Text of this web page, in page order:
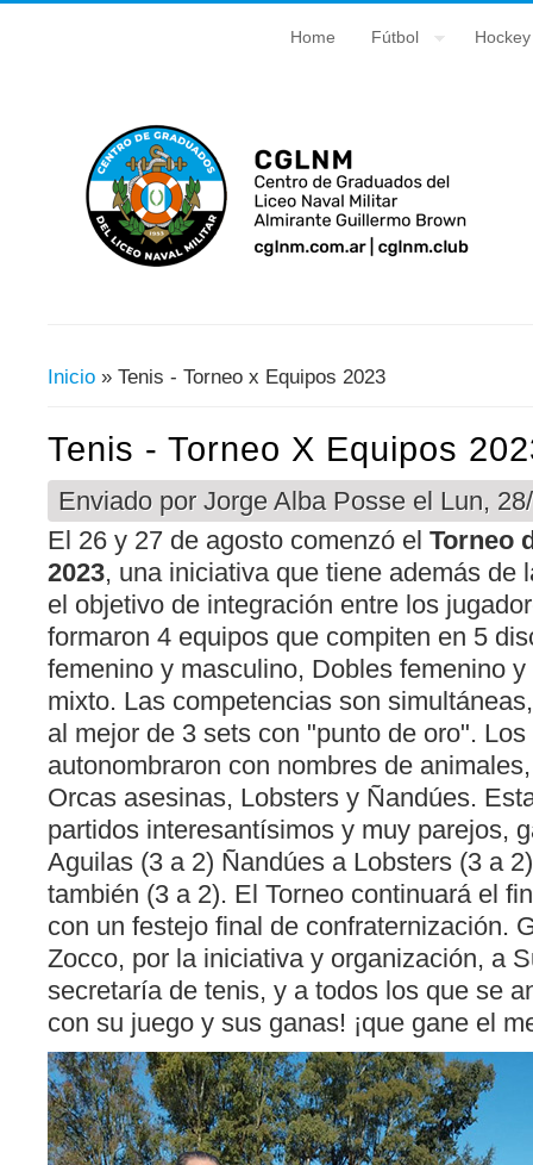
Home Fútbol Hockey
Inicio » Tenis - Torneo x Equipos 2023
Tenis - Torneo X Equipos
Enviado por Jorge Alba Posse el Lun,
El 26 y 27 de agosto comenzó el Torneo
2023, una iniciativa que tiene además de
el objetivo de integración entre los
formaron 4 equipos que compiten en 5
femenino y masculino, Dobles femenino
mixto. Las competencias son
al mejor de 3 sets con "punto de oro".
autonombraron con nombres de
Orcas asesinas, Lobsters y Ñandúes.
partidos interesantísimos y muy parejos,
Aguilas (3 a 2) Ñandúes a Lobsters (3 a
también (3 a 2). El Torneo continuará el
con un festejo final de confraternización.
Zocco, por la iniciativa y organización, a
secretaría de tenis, y a todos los que se
con su juego y sus ganas! ¡que gane el